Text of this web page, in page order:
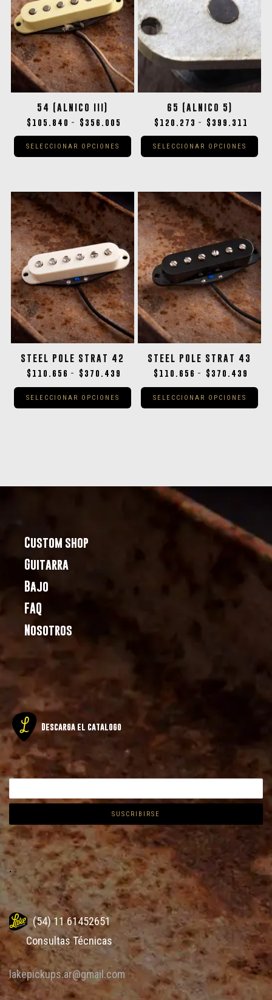
54 (ALNICO III)
$ 105.840 - $ 356.005
SELECCIONAR OPCIONES
65 (ALNICO 5)
$ 120.273 - $ 399.311
SELECCIONAR OPCIONES
STEEL POLE STRAT 42
$ 110.656 - $ 370.439
SELECCIONAR OPCIONES
STEEL POLE STRAT 43
$ 110.656 - $ 370.439
SELECCIONAR OPCIONES
Custom shop
Guitarra
Bajo
FAQ
Nosotros
Descarga el catalogo
(54) 11 61452651
Consultas Técnicas
lakepickups.ar@gmail.com